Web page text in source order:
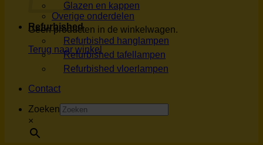
Geen producten in de winkelwagen.
Terug naar winkel
Glazen en kappen
Overige onderdelen
Refurbished
Refurbished hanglampen
Refurbished tafellampen
Refurbished vloerlampen
Contact
Zoeken
×